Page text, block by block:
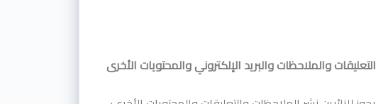
التعليقات والملاحظات والبريد الإلكتروني والمحتويات الأخرى